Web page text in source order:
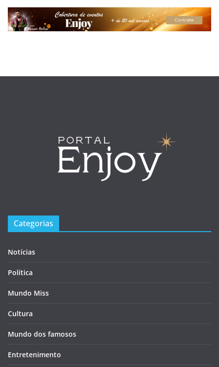
Categorias
Notícias
Política
Mundo Miss
Cultura
Mundo dos famosos
Entretenimento